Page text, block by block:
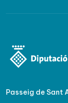
Passeig de Sant